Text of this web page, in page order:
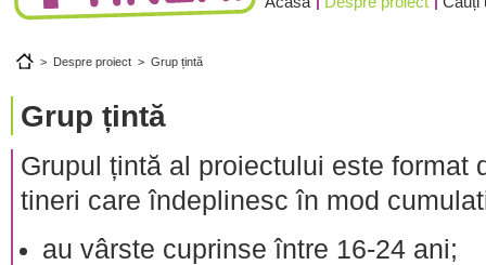
> Despre proiect > Grup țintă
Grup țintă
Grupul țintă al proiectului este format
tineri care îndeplinesc în mod
au vârste cuprinse între 16-24 ani;